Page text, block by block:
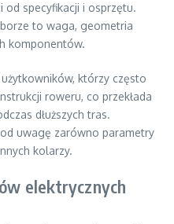
specyfikacji i osprzętu.
to waga, geometria
komponentów.
którzy często
roweru, co przekłada
dłuższych tras.
uwagę zarówno parametry
kolarzy.
elektrycznych